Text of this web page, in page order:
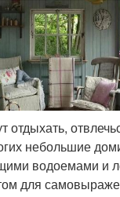
отдыхать,
небольшие
водоемами и
для